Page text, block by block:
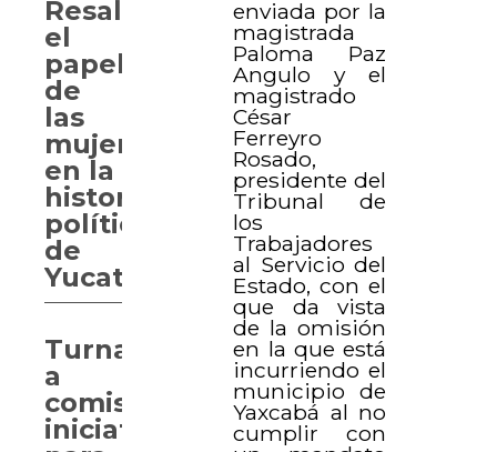
enviada por la
magistrada
Paloma Paz
Angulo y el
magistrado
César
Ferreyro
Rosado,
presidente del
Tribunal de
los
Trabajadores
al Servicio del
Estado, con el
que da vista
de la omisión
en la que está
incurriendo el
municipio de
Yaxcabá al no
cumplir con
Resaltan
el
papel
de
las
mujeres
en la
historia
política
de
Yucatán
Turnan
a
comisión
iniciativa